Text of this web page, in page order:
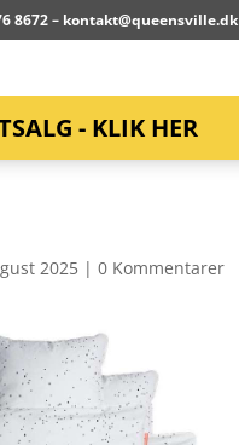
8672 – kontakt@queensville.dk
- KLIK HER
2025| 0 Kommentarer